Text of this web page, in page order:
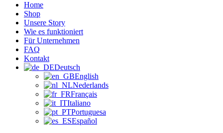
Home
Shop
Unsere Story
Wie es funktioniert
Für Unternehmen
FAQ
Kontakt
Deutsch
English
Nederlands
Français
Italiano
Portuguesa
Español